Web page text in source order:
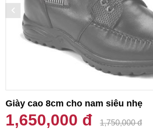
Giày cao 8cm cho nam siêu nhẹ
1,650,000 đ
1,750,000 đ